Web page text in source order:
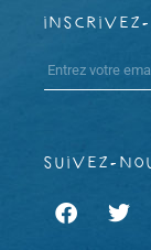
suivez-